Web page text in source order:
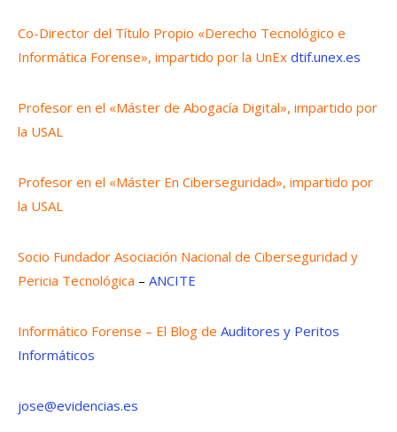
Co-Director del Título Propio «Derecho Tecnológico e
Informática Forense», impartido por la UnEx dtif.unex.es
Profesor en el «Máster de Abogacía Digital», impartido por
la USAL
Profesor en el «Máster En Ciberseguridad», impartido por
la USAL
Socio Fundador Asociación Nacional de Ciberseguridad y
Pericia Tecnológica – ANCITE
Informático Forense – El Blog de Auditores y Peritos
Informáticos
jose@evidencias.es